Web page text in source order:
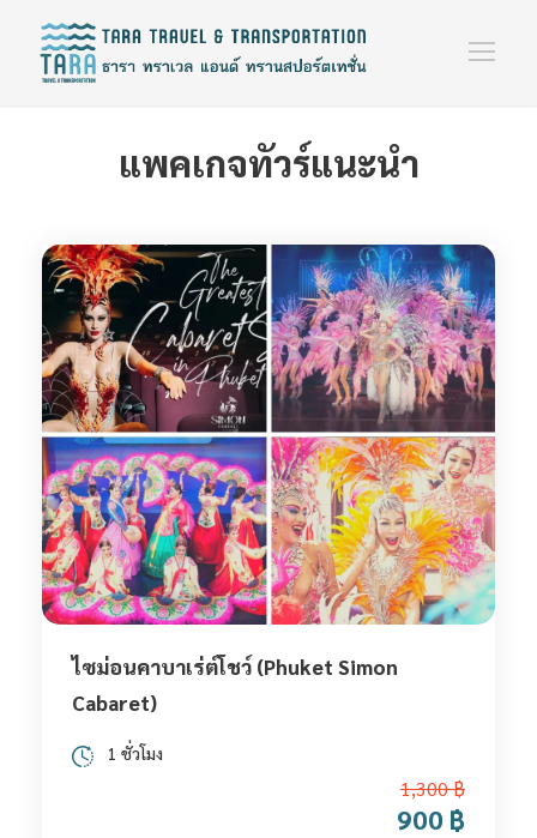
แพคเกจทัวร์แนะนำ
ไซม่อนคาบาเร่ต์โชว์ (Phuket Simon
Cabaret)
1,300 ฿
900 ฿
1 ชั่วโมง